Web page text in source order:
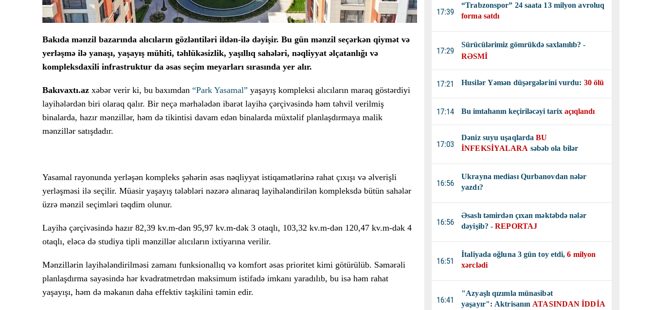
Bakıda mənzil bazarında alıcıların gözləntiləri ildən-ilə dəyişir. Bu gün mənzil seçərkən qiymət və
yerləşmə ilə yanaşı, yaşayış mühiti, təhlükəsizlik, yaşıllıq sahələri, nəqliyyat əlçatanlığı və
kompleksdaxili infrastruktur da əsas seçim meyarları sırasında yer alır.
Bakıvaxtı.azxəbər verir ki, bu baxımdan “Park Yasamal” yaşayış kompleksi alıcıların maraq göstərdiyi
layihələrdən biri olaraq qalır. Bir neçə mərhələdən ibarət layihə çərçivəsində həm təhvil verilmiş
binalarda, hazır mənzillər, həm də tikintisi davam edən binalarda müxtəlif planlaşdırmaya malik
mənzillər satışdadır.
Yasamal rayonunda yerləşən kompleks şəhərin əsas nəqliyyat istiqamətlərinə rahat çıxışı və əlverişli
yerləşməsi ilə seçilir. Müasir yaşayış tələbləri nəzərə alınaraq layihələndirilən kompleksdə bütün sahələr
üzrə mənzil seçimləri təqdim olunur.
Layihə çərçivəsində hazır 82,39 kv.m-dən 95,97 kv.m-dək 3 otaqlı, 103,32 kv.m-dən 120,47 kv.m-dək 4
otaqlı, eləcə də studiya tipli mənzillər alıcıların ixtiyarına verilir.
Mənzillərin layihələndirilməsi zamanı funksionallıq və komfort əsas prioritet kimi götürülüb. Səmərəli
planlaşdırma sayəsində hər kvadratmetrdən maksimum istifadə imkanı yaradılıb, bu isə həm rahat
yaşayışı, həm də məkanın daha effektiv təşkilini təmin edir.
17:39
“Trabzonspor” 24 saata 13 milyon avroluq
forma satdı
17:29
Sürücülərimiz gömrükdə saxlanılıb? -
RƏSMİ
17:21 Husilər Yəmən düşərgələrini vurdu: 30 ölü
17:14 Bu imtahanın keçiriləcəyi tarixaçıqlandı
17:03
Dəniz suyu uşaqlardaBU
İNFEKSİYALARA səbəb ola bilər
16:56
Ukrayna mediası Qurbanovdan nələr
yazdı?
16:56
Əsaslı təmirdən çıxan məktəbdə nələr
dəyişib? - REPORTAJ
16:51
İtaliyada oğluna 3 gün toy etdi,6 milyon
xərclədi
16:41
"Azyaşlı qızımla münasibət
yaşayır": Aktrisanın ATASINDAN İDDİA